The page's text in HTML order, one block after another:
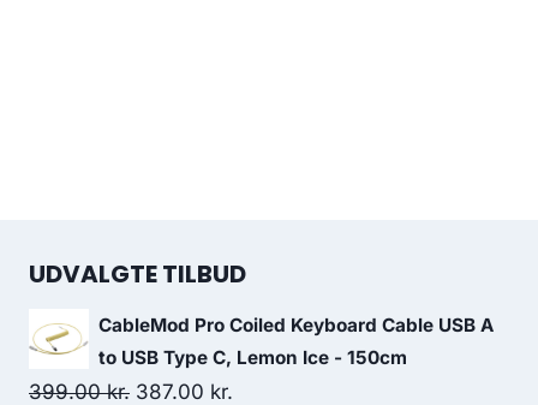
UDVALGTE TILBUD
CableMod Pro Coiled Keyboard Cable USB A
to USB Type C, Lemon Ice - 150cm
399.00kr. Original
387.00 kr.